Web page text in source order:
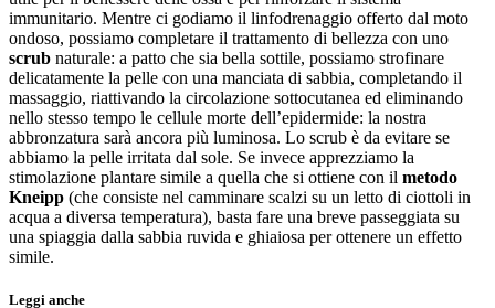
immunitario. Mentre ci godiamo il linfodrenaggio offerto dal moto
ondoso, possiamo completare il trattamento di bellezza con uno
scrub naturale: a patto che sia bella sottile, possiamo strofinare
delicatamente la pelle con una manciata di sabbia, completando il
massaggio, riattivando la circolazione sottocutanea ed eliminando
nello stesso tempo le cellule morte dell’epidermide: la nostra
abbronzatura sarà ancora più luminosa. Lo scrub è da evitare se
abbiamo la pelle irritata dal sole. Se invece apprezziamo la
stimolazione plantare simile a quella che si ottiene con il metodo
Kneipp (che consiste nel camminare scalzi su un letto di ciottoli in
acqua a diversa temperatura), basta fare una breve passeggiata su
una spiaggia dalla sabbia ruvida e ghiaiosa per ottenere un effetto
simile.
Leggi anche